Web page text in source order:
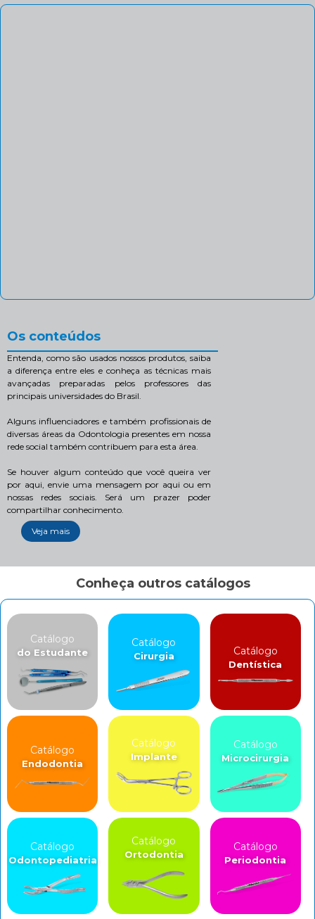
Os conteúdos
Entenda, como são usados nossos produtos, saiba
a diferença entre eles e conheça as técnicas mais
avançadas preparadas pelos professores das
principais universidades do Brasil.
Alguns influenciadores e também profissionais de
diversas áreas da Odontologia presentes em nossa
rede social também contribuem para esta área.
Se houver algum conteúdo que você queira ver
por aqui, envie uma mensagem por aqui ou em
nossas redes sociais. Será um prazer poder
compartilhar conhecimento.
Veja mais
Conheça outros catálogos
Catálogo
do Estudante
Catálogo
Cirurgia Catálogo
Dentística
Catálogo
Endodontia
Catálogo
Implante
Catálogo
Microcirurgia
Catálogo
Odontopediatria
Catálogo
Ortodontia
Catálogo
Periodontia